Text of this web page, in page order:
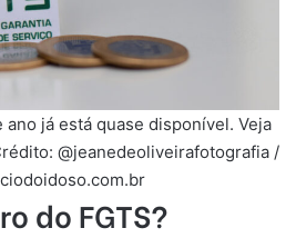
ano já está quase disponível. Veja
@jeanedeoliveirafotografia /
do FGTS?